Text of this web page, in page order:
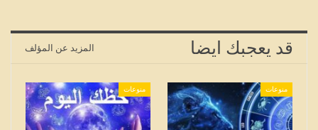
قد يعجبك ايضا المزيد عن المؤلف
منوعات منوعات